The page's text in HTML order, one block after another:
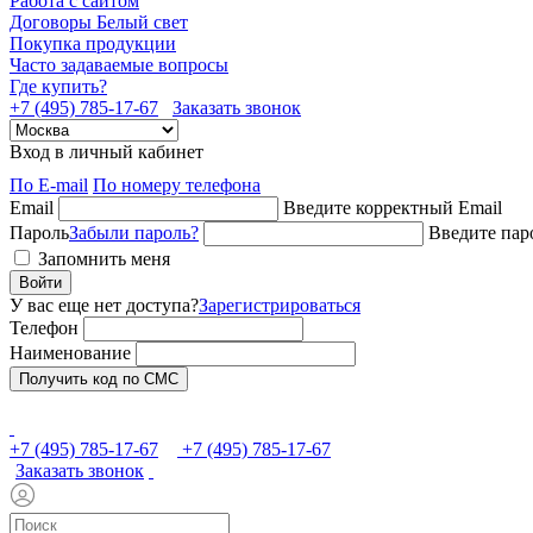
Договоры Белый свет
Покупка продукции
Часто задаваемые вопросы
Где купить?
+7 (495) 785-17-67
Заказать звонок
Вход в личный кабинет
По E-mail По номеру телефона
Email
Введите корректный Email
ПарольЗабыли пароль?
Введите
Запомнить меня
Войти
У вас еще нет доступа?Зарегистрироваться
Телефон
Наименование
Получить код по СМС
+7 (495) 785-17-67
+7 (495) 785-17-67
Заказать звонок